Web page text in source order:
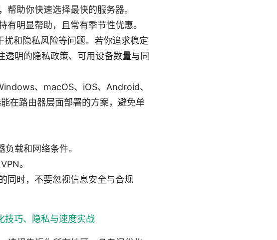
助你快速选择最快的服务器。
明显帮助，且常有季节性优惠。
和隐私风险等问题。若你追求稳定
明的隐私政策、可用设备数量与同
、macOS、iOS、Android、
在路由器层面部署的方案，避免单
载和网络条件。
。
同时，不要忽视信息安全与合规
技巧、隐私与速度实战